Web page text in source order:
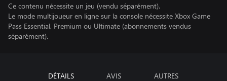
Ce contenu nécessite un jeu (vendu séparément).
Le mode multijoueur en ligne sur la console nécessite Xbox Game
Pass Essential, Premium ou Ultimate (abonnements vendus
séparément).
DÉTAILS AVIS AUTRES